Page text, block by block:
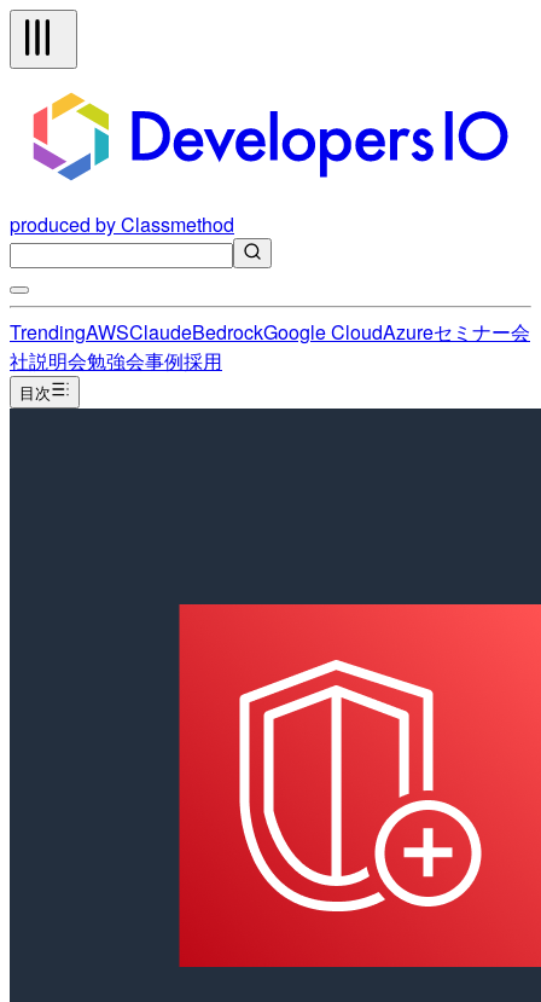
produced by Classmethod
TrendingAWSClaudeBedrockGoogle CloudAzureセミナー会
社説明会勉強会事例採用
目次